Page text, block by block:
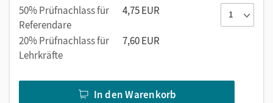
Sachaufgaben – Fragen und Antworten zu
Rechengeschichten
Plusaufgaben mit Zehnerüberschreitung
Geometrische Körper
50% Prüfnachlass für
Referendare
4,75 EUR
20% Prüfnachlass für
Lehrkräfte
7,60 EUR
In den Warenkorb